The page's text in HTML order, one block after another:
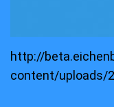
http://
content/uploads/